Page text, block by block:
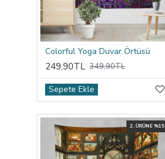
Colorful Yoga Duvar Örtüsü
249,90TL 349,90TL
Sepete Ekle
2. ÜRÜNE %15